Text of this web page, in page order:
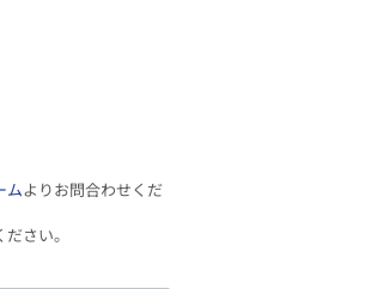
ムよりお問合わせくだ
さい。